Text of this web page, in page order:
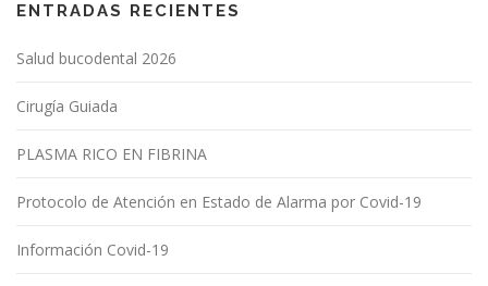
n
e
e
t
a
d
ENTRADAS RECIENTES
Salud bucodental 2026
Cirugía Guiada
PLASMA RICO EN FIBRINA
Protocolo de Atención en Estado de Alarma por Covid-19
Información Covid-19